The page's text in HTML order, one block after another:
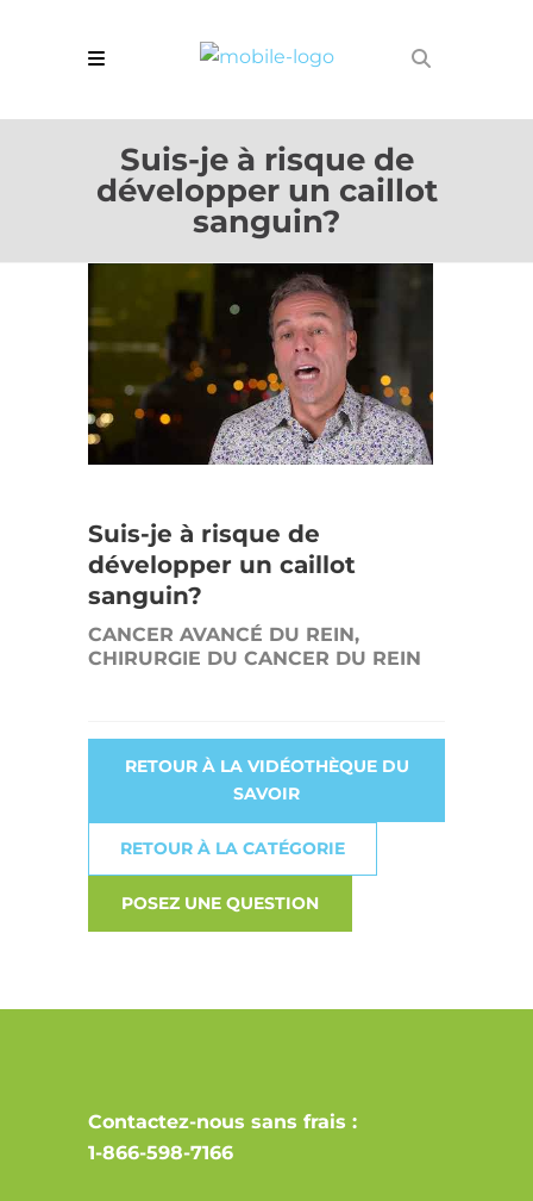
Suis-je à risque de
développer un caillot
sanguin?
Suis-je à risque de
développer un caillot
sanguin?
CANCER AVANCÉ DU REIN,
CHIRURGIE DU CANCER DU REIN
RETOUR À LA VIDÉOTHÈQUE DU
SAVOIR
RETOUR À LA CATÉGORIE
POSEZ UNE QUESTION
Contactez-nous sans frais :
1-866-598-7166